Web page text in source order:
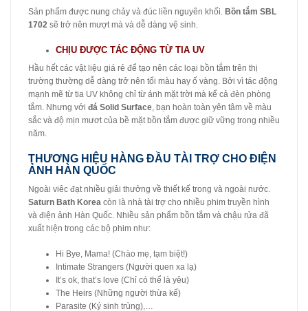
Sản phẩm được nung chảy và đúc liền nguyên khối. Bồn tắm SBL
1702 sẽ trở nên mượt mà và dễ dàng vệ sinh.
CHỊU ĐƯỢC TÁC ĐỘNG TỪ TIA UV
Hầu hết các vật liệu giá rẻ để tạo nên các loại bồn tắm trên thị
trường thường dễ dàng trở nên tối màu hay ố vàng. Bởi vì tác động
mạnh mẽ từ tia UV không chỉ từ ánh mặt trời mà kể cả đèn phòng
tắm. Nhưng với đá Solid Surface, bạn hoàn toàn yên tâm về màu
sắc và độ mịn mươt của bề mặt bồn tắm được giữ vững trong nhiều
năm.
THƯƠNG HIỆU HÀNG ĐẦU TÀI TRỢ CHO ĐIỆN
ẢNH HÀN QUỐC
Ngoài viêc đạt nhiều giải thưởng về thiết kế trong và ngoài nước.
Saturn Bath Korea còn là nhà tài trợ cho nhiều phim truyền hình
và điện ảnh Hàn Quốc. Nhiều sản phẩm bồn tắm và chậu rửa đã
xuất hiện trong các bộ phim như:
Hi Bye, Mama! (Chào mẹ, tạm biệt!)
Intimate Strangers (Người quen xa lạ)
It’s ok, that’s love (Chỉ có thể là yêu)
The Heirs (Những người thừa kế)
Parasite (Ký sinh trùng),…